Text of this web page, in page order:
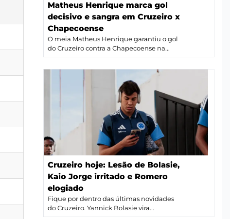
Matheus Henrique marca gol
decisivo e sangra em Cruzeiro x
Chapecoense
O meia Matheus Henrique garantiu o gol
do Cruzeiro contra a Chapecoense na...
Cruzeiro hoje: Lesão de Bolasie,
Kaio Jorge irritado e Romero
elogiado
Fique por dentro das últimas novidades
do Cruzeiro. Yannick Bolasie vira...